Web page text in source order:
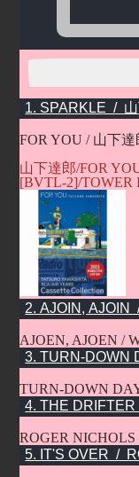
FOR YOU / 山下達
山下達郎/FOR
[BVTL-2]/TOWER
AJOEN, AJOEN /
TURN-DOWN
ROGER